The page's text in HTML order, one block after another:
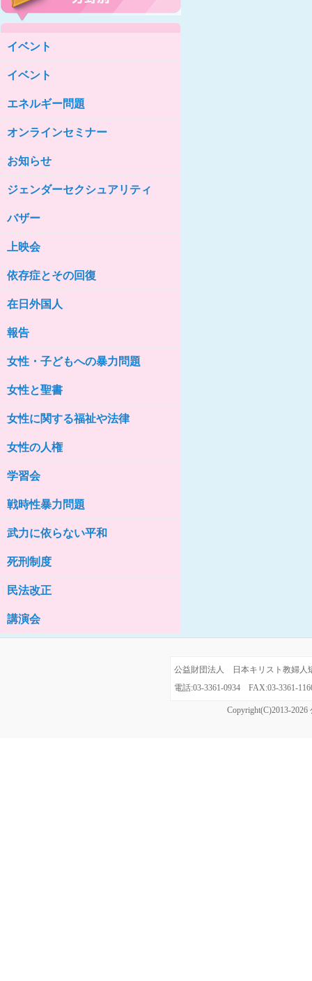
女性の家HELP ネットワークニュー
女性の家HELP ネットワークニュー
ス No.85
女性の家HELP ネットワークニュー
ス No.82
女性の家HELP ネットワークニュー
ス No.81
女性の家HELP ネットワークニュー
女性の家HELP ネットワークニュー
ス No.78
ス No.77
女性の家HELP ネットワークニュー
ス No.76
イベント
イベント
エネルギー問題
オンラインセミナー
お知らせ
ジェンダーセクシュアリティ
バザー
上映会
依存症とその回復
在日外国人
報告
女性・子どもへの暴力問題
女性と聖書
女性に関する福祉や法律
女性の人権
学習会
戦時性暴力問題
武力に依らない平和
死刑制度
民法改正
講演会
公益財団法人 日本キリスト教婦
電話:03-3361-0934 FAX:03-
Copyright(C)2013-